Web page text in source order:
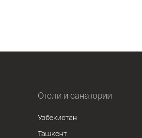
Отели и санатории
Узбекистан
Ташкент